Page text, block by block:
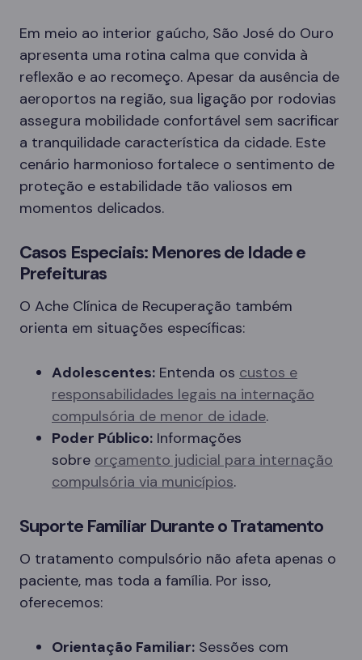
Em meio ao interior gaúcho, São José do Ouro
apresenta uma rotina calma que convida à
reflexão e ao recomeço. Apesar da ausência de
aeroportos na região, sua ligação por rodovias
assegura mobilidade confortável sem sacrificar
a tranquilidade característica da cidade. Este
cenário harmonioso fortalece o sentimento de
proteção e estabilidade tão valiosos em
momentos delicados.
Casos Especiais: Menores de Idade e
Prefeituras
O Ache Clínica de Recuperação também
orienta em situações específicas:
Adolescentes: Entenda os custos e
responsabilidades legais na internação
compulsória de menor de idade.
Poder Público: Informações
sobre orçamento judicial para internação
compulsória via municípios.
Suporte Familiar Durante o Tratamento
O tratamento compulsório não afeta apenas o
paciente, mas toda a família. Por isso,
oferecemos:
Orientação Familiar: Sessões com